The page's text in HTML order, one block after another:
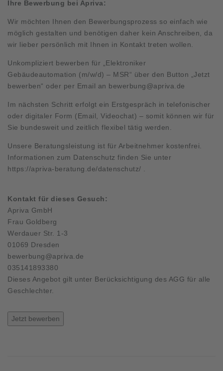
Ihre Bewerbung bei Apriva:
Wir möchten Ihnen den Bewerbungsprozess so einfach wie
möglich gestalten und benötigen daher kein Anschreiben, da
wir lieber persönlich mit Ihnen in Kontakt treten wollen.
Unkompliziert bewerben für „Elektroniker
Gebäudeautomation (m/w/d) – MSR“ über den Button „Jetzt
bewerben“ oder per Email an bewerbung@apriva.de
Im nächsten Schritt erfolgt ein Erstgespräch in telefonischer
oder digitaler Form (Email, Videochat) – somit können wir für
Sie bundesweit und zeitlich flexibel tätig werden.
Unsere Beratungsleistung ist für Arbeitnehmer kostenfrei.
Informationen zum Datenschutz finden Sie unter
https://apriva-beratung.de/datenschutz/
Kontakt für dieses Gesuch:
Apriva GmbH
Frau Goldberg
Werdauer Str. 1-3
01069 Dresden
bewerbung@apriva.de
035141893380
Dieses Angebot gilt unter Berücksichtigung des AGG für alle
Geschlechter.
Jetzt bewerben